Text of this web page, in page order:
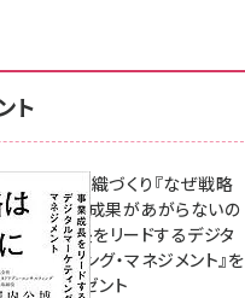
ト
成果を生む組織づくり『なぜ戦略
正しいのに成果があがらないの
？ 事業成長をリードするデジタ
マーケティング・マネジメント』を
様にプレゼント